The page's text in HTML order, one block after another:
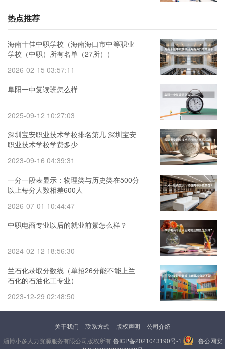
热点推荐
海南十佳中职学校（海南海口市中等职业
学校（中职）所有名单（27所））
2026-02-15 03:57:11
阜阳一中复读班怎么样
2025-09-12 10:27:03
深圳宝安职业技术学校排名第几 深圳宝安
职业技术学校学费多少
2023-09-16 04:39:31
一分一段表显示：物理类与历史类在500分
以上每分人数相差600人
2026-07-01 10:44:47
中职电商专业以后的就业前景怎么样？
2024-02-12 18:56:30
兰石化录取分数线（单招26分能不能上兰
石化的石油化工专业）
2023-12-29 02:48:50
关于我们 联系方式 版权声明
公司介绍
淄博小多人力资源服务有限公司版权所有鲁ICP备2021043190号-1
鲁公网安